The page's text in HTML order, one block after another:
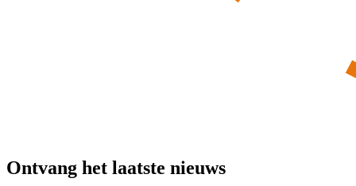
Ontvang het laatste nieuws